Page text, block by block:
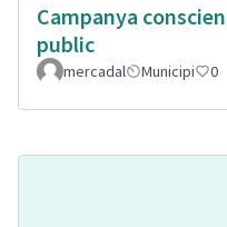
Campanya
public
mercadal Municipi 0